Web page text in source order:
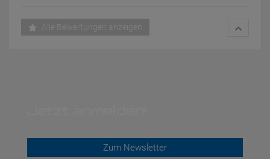
Alle Bewertungen anzeigen
Zum Newsletter